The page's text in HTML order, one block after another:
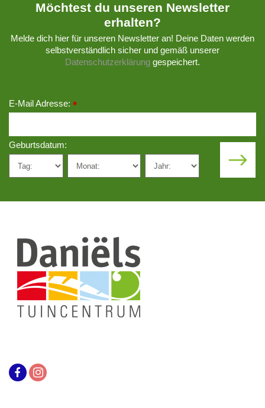
Möchtest du unseren Newsletter
erhalten?
Melde dich hier für unseren Newsletter an! Deine Daten werden
selbstverständlich sicher und gemäß unserer
Datenschutzerklärung gespeichert.
E-Mail Adresse: *
Geburtsdatum: